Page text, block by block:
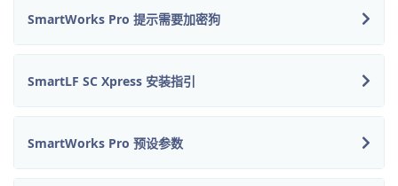
SmartWorks Pro 提示需要加密狗
SmartLF SC Xpress 安装指引
SmartWorks Pro 预设参数